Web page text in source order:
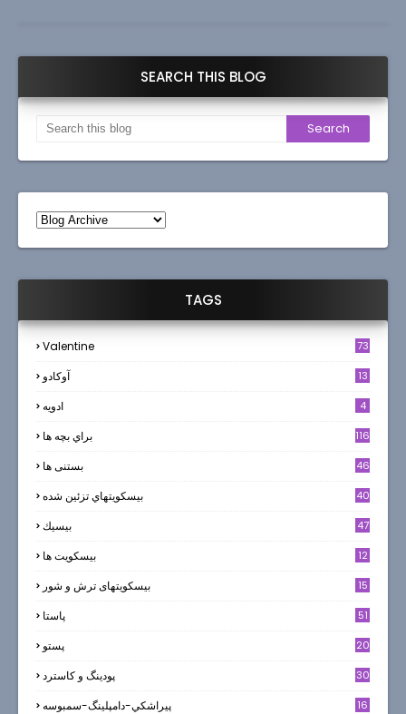
SEARCH THIS BLOG
TAGS
Valentine 73
آوکادو 13
ادويه 4
براي بچه ها 116
بستنی ها 46
بيسكويتهاي تزئين شده 40
بيسيك 47
بیسکویت ها
12
بیسکویتهای ترش و شور 15
پاستا 51
پستو 20
پودینگ و کاسترد 30
پيراشكي-دامپلينگ-سمبوسه 16